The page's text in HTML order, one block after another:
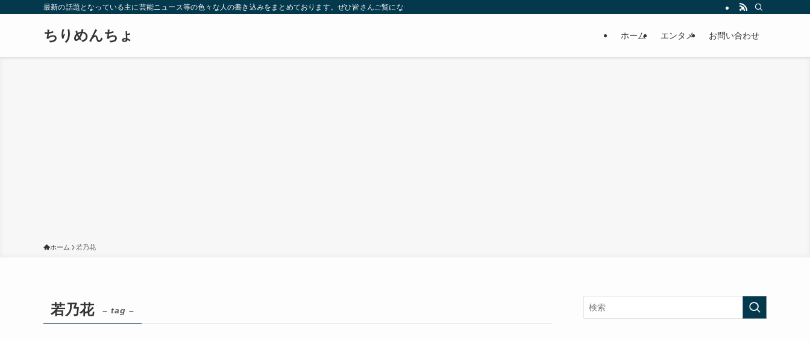
最新の話題となっている主に芸能ニュース等の色々な人の書き込みをまとめております。ぜひ皆さんご覧になっていってください。
ちりめんちょ ホーム エンタメ お問い合わせ
ホーム 若乃花
若乃花 – tag –